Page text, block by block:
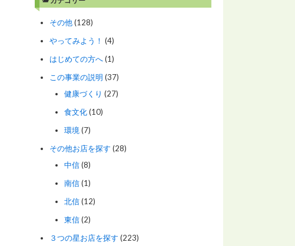
その他(128)
やってみよう！ (4)
はじめての方へ(1)
この事業の説明 (37)
健康づくり (27)
食文化(10)
環境 (7)
その他お店を探す (28)
中信(8)
南信(1)
北信(12)
東信(2)
３つの星お店を探す (223)